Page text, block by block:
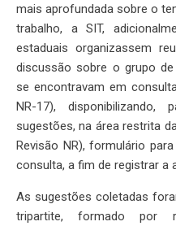
mais aprofundada sobre o
trabalho, a SIT,
estaduais organizassem
discussão sobre o grupo
se encontravam em
NR-17),
sugestões, na área restrita
Revisão NR), formulário
consulta, a fim de registrar a
As sugestões coletadas
tripartite, formado por